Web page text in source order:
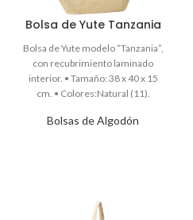
Bolsa de Yute Tanzania
Bolsas de Algodón